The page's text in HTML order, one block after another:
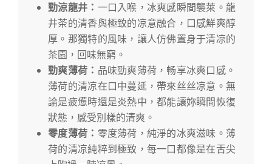
勁涼龍井： 一口入喉，冰爽感瞬間襲萊。龍
井茶的清香與極致的凉意融合，口感鮮爽醇
厚。那獨特的風味，讓人仿佛置身于清凉的
茶園，回味無窮。
勁爽薄荷： 品味勁爽薄荷，畅享冰爽口感。
薄荷的清凉在口中蔓延，帶來丝丝凉意。無
論是疲憊時還是炎熱中，都能讓妳瞬間恢復
狀態，感受別樣的清爽。
零度薄荷： 零度薄荷，純淨的冰爽滋味。薄
荷的清凉純粹到極致，每一口都像是在舌尖